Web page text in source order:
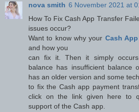
nova smith 6 November 2021 at
How To Fix Cash App Transfer
issues occur?
Want to know why your Cash
and how you
can fix it. Then it simply
balance has insufficient balance
has an older version and some
to fix the Cash app payment
click on the link given here to
support of the Cash app.